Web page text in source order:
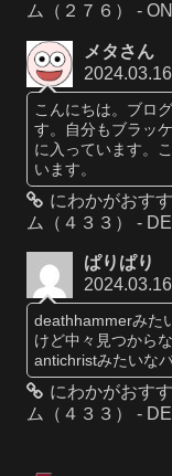
ム（２７６） -
メタさん
2024.03.16
こんにちは。ブロ
す。自分もブラッ
に入っています。
います。
にわかがおす
ム（４３３） -
ぱりぱり
2024.03.16
deathhammerみた
けど中々見つから
antichristみたいな
にわかがおす
ム（４３３） -